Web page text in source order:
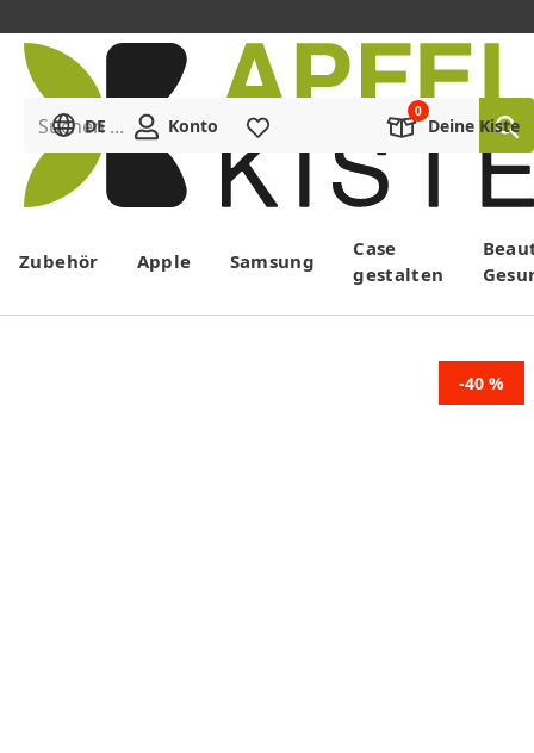
Menü
Suchen ...
DE Konto Deine Kiste
Zubehör Apple Samsung
Case
gestalten
-40 %